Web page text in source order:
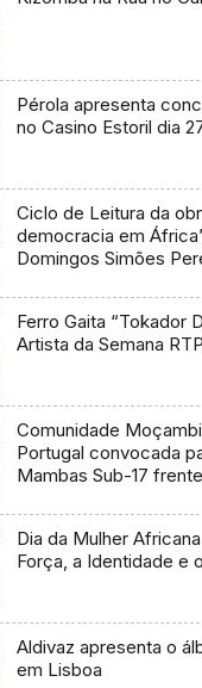
Pérola apresenta
no Casino Estoril dia
Ciclo de Leitura da
democracia em
Domingos Simões
Ferro Gaita “Tokador
Artista da Semana
Comunidade
Portugal convocada
Mambas Sub-17
Dia da Mulher
Força, a Identidade e
Aldivaz apresenta o
em Lisboa